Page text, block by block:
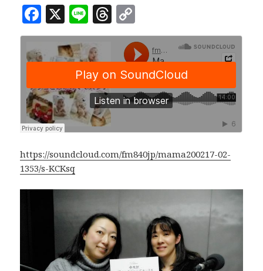
F
a
c
e
b
o
o
k
X Li
n
e
T
h
e
a
d
s
o
p
y
Li
n
k
https://soundcloud.com/fm840jp/mama200217-02-
1353/s-KCKsq